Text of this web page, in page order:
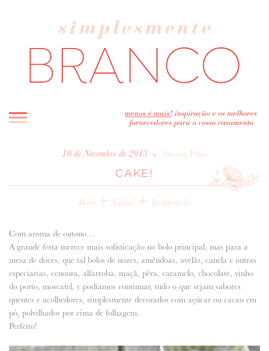
INICIO
BLOG
CASAVA-ME AQUI!
FORNECEDORES RECOMENDADOS
ANUNCIE CONNOSCO
10 de Novembro de 2013 • Susana Pinto
CAKE!
Bolo + Cake!+ Inspiração
Com aroma de outono…
A grande festa merece mais sofisticação no bolo principal, mas para a
mesa de doces, que tal bolos de nozes, amêndoas, avelãs, canela e outras
especiarias, cenoura, alfarroba, maçã, pêra, caramelo, chocolate, vinho
do porto, moscatel, e podíamos continuar, tudo o que sejam sabores
quentes e acolhedores, simplesmente decorados com açúcar ou cacau em
pó, polvilhados por cima de folhagem.
Perfeito!